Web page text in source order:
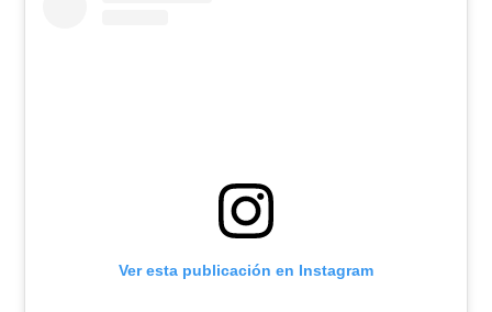
Ver esta publicación en Instagram